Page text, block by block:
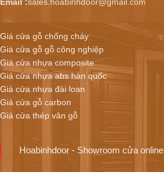
Giá cửa gỗ chống cháy
Giá cửa gỗ gỗ công nghiệp
Giá cửa nhựa composite
Giá cửa nhựa abs hàn quốc
Giá cửa nhựa đài loan
Giá cửa gỗ carbon
Giá cửa thép vân gỗ
Hoabinhdoor - Showroom cửa online